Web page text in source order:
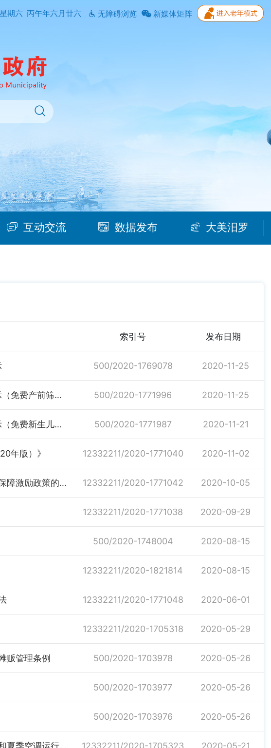
星期六 丙午年六月廿六 无障碍浏览 新媒体矩阵
互动交流 数据发布 大美汨罗
索引号 发布日期
500/2020-1769078 2020-11-25
2020年市重点民生实事项目完成情况公示（免费产前筛查任务情况） 500/2020-1771996 2020-11-25
2020年市重点民生实事项目完成情况公示（免费新生儿筛查任务完成情况） 500/2020-1771987 2020-11-21
年版）》 12332211/2020-1771040 2020-11-02
【基层政策文件】关于完善基层医务人员保障激励政策的意见 12332211/2020-1771042 2020-10-05
12332211/2020-1771038 2020-09-29
500/2020-1748004 2020-08-15
12332211/2020-1821814 2020-08-15
12332211/2020-1771048 2020-06-01
12332211/2020-1705318 2020-05-29
贩管理条例 500/2020-1703978 2020-05-26
500/2020-1703977 2020-05-26
500/2020-1703976 2020-05-26